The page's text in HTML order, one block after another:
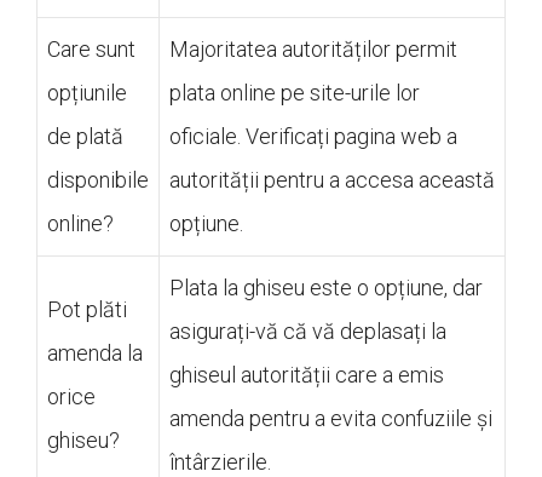
Care sunt
opțiunile
de plată
disponibile
online?
Majoritatea autorităților permit
plata online pe site-urile lor
oficiale. Verificați pagina web a
autorității pentru a accesa această
opțiune.
Pot plăti
amenda la
orice
ghiseu?
Plata la ghiseu este o opțiune, dar
asigurați-vă că vă deplasați la
ghiseul autorității care a emis
amenda pentru a evita confuziile și
întârzierile.